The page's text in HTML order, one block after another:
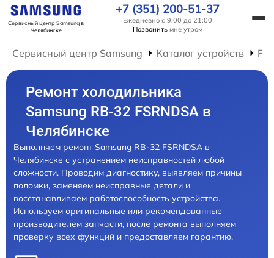
Сервисный центр Samsungв
Челябинске
+7 (351) 200-51-37
Ежедневно с 9:00 до 21:00
Позвонить мне утром
Сервисный центр Samsung Каталог устройств
Ремонт холодильника
Samsung RB-32 FSRNDSA в
Челябинске
Выполняем ремонт Samsung RB-32 FSRNDSA в
Челябинске с устранением неисправностей любой
сложности. Проводим диагностику, выявляем причины
поломки, заменяем неисправные детали и
восстанавливаем работоспособность устройства.
Используем оригинальные или рекомендованные
производителем запчасти, после ремонта выполняем
проверку всех функций и предоставляем гарантию.